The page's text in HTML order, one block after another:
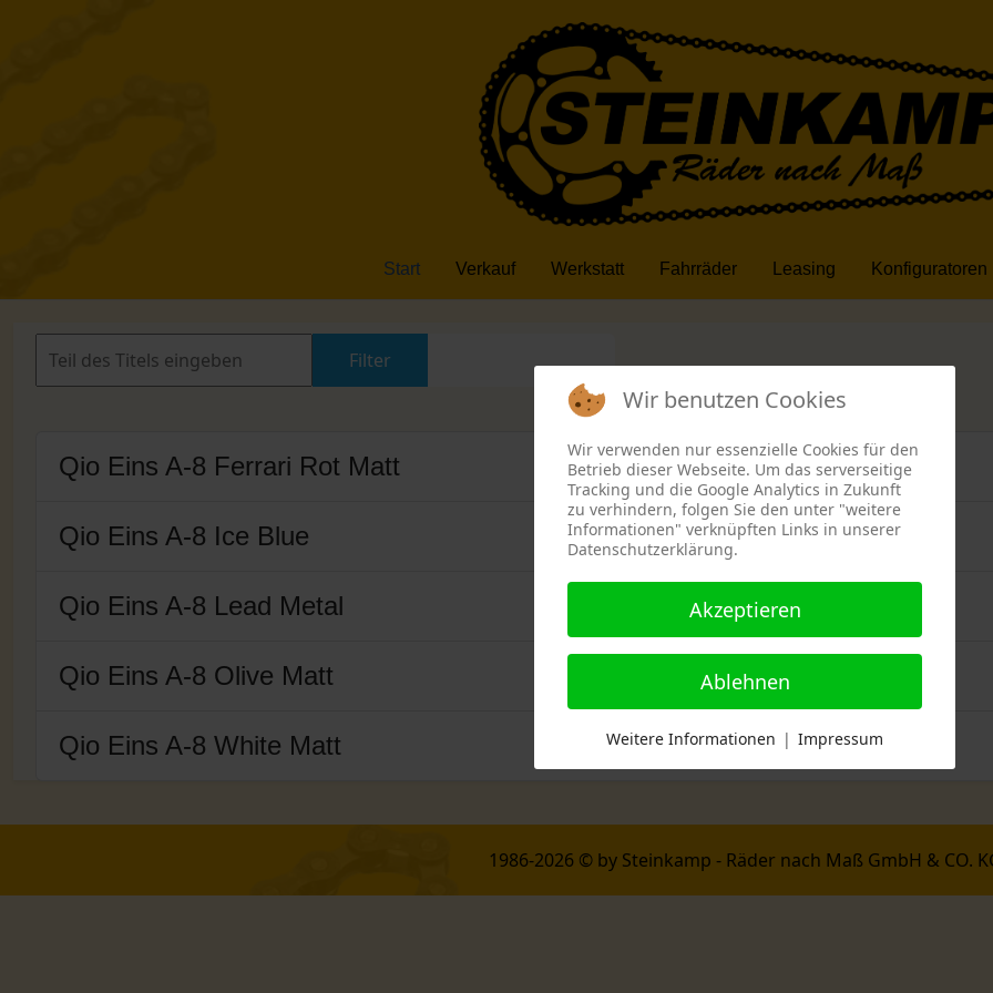
Start Verkauf Werkstatt Fahrräder Leasing Konfiguratoren
Filter Zurücksetzen
Qio Eins A-8 Ferrari Rot Matt
Qio Eins A-8 Ice Blue
Qio Eins A-8 Lead Metal
Qio Eins A-8 Olive Matt
Qio Eins A-8 White Matt
1986-2026 © by Steinkamp - Räder nach Maß GmbH & CO.
Wir benutzen Cookies
Wir verwenden nur essenzielle Cookies für den
Betrieb dieser Webseite. Um das serverseitige
Tracking und die Google Analytics in Zukunft
zu verhindern, folgen Sie den unter "weitere
Informationen" verknüpften Links in unserer
Datenschutzerklärung.
Akzeptieren
Ablehnen
Weitere Informationen | Impressum